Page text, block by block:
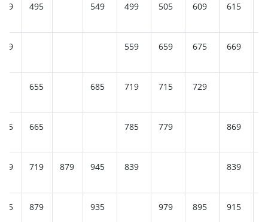
495 549 499 505 609 615
559 659 675 669
655 685 719 715 729
665 785 779 869
719 879 945 839 839
879 935 979 895 915